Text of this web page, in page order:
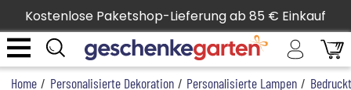
Kostenlose Paketshop-Lieferung ab 85 € Einkauf
Home / Personalisierte Dekoration / Personalisierte Lampen /